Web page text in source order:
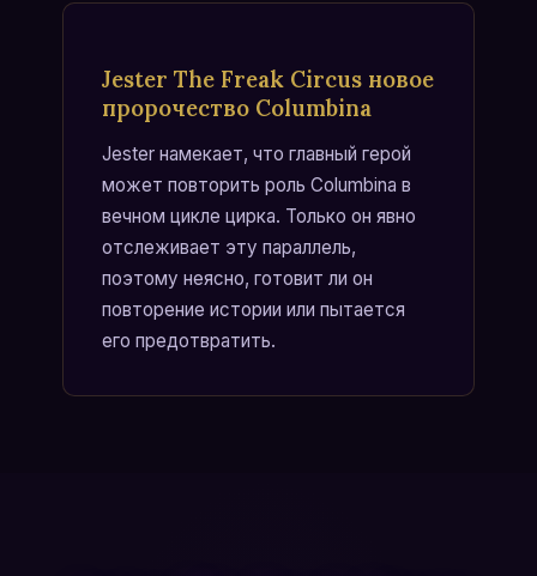
Jester The Freak Circus новое
пророчество Columbina
Jester намекает, что главный герой
может повторить роль Columbina в
вечном цикле цирка. Только он явно
отслеживает эту параллель,
поэтому неясно, готовит ли он
повторение истории или пытается
его предотвратить.